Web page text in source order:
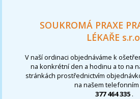
SOUKROMÁ PRAXE
LÉKAŘE
V naší ordinaci objednáváme k
na konkrétní den a hodinu a to na
stránkách prostřednictvím
na našem telefonním
377 464 335 .